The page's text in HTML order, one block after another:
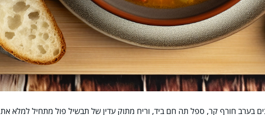
בערב חורף קר, ספל תה חם ביד, וריח מתוק עדין של תבשיל פול מתחיל למלא את